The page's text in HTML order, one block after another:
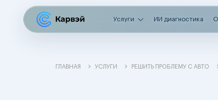
Услуги ИИ диагностика
ГЛАВНАЯ УСЛУГИ РЕШИТЬ ПРОБЛЕМУ С АВТО